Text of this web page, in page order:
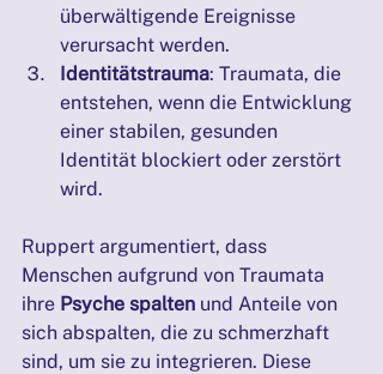
überwältigende Ereignisse
verursacht werden.
Identitätstrauma: Traumata, die
entstehen, wenn die Entwicklung
einer stabilen, gesunden
Identität blockiert oder zerstört
wird.
Ruppert argumentiert, dass
Menschen aufgrund von Traumata
ihre Psyche spalten und Anteile von
sich abspalten, die zu schmerzhaft
sind, um sie zu integrieren. Diese